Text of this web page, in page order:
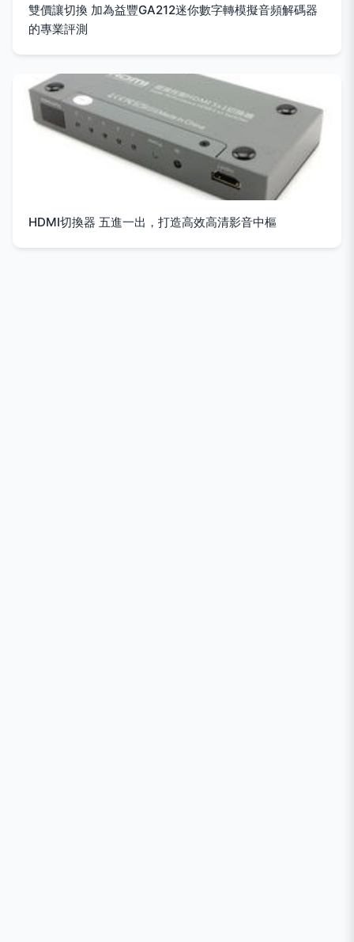
雙價讓切換 加為益豐GA212迷你數字轉模擬音頻解碼器
的專業評測
HDMI切換器 五進一出，打造高效高清影音中樞